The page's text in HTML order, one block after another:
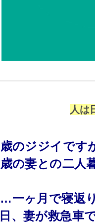
人は
のジジイです
の妻との二人
一ヶ月で寝返
、妻が救急車